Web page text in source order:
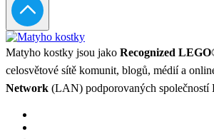
Matyho kostky jsou jako Recognized
celosvětové sítě komunit, blogů, médií a
Network (LAN) podporovaných společností